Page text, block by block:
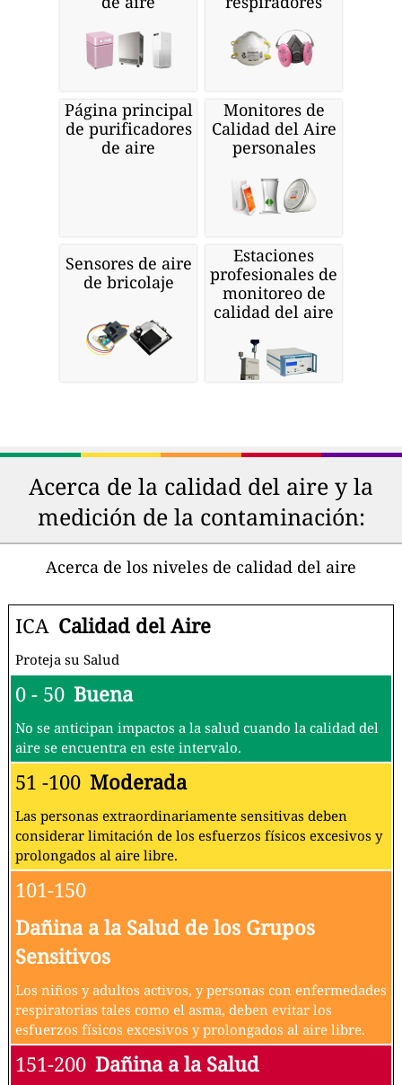
Página principal
de purificadores
de aire
Monitores de
Calidad del Aire
personales
Sensores de aire
de bricolaje
Estaciones
profesionales de
monitoreo de
calidad del aire
Acerca de la calidad del aire y la
medición de la contaminación:
Acerca de los niveles de calidad del aire
ICA Calidad del Aire
Proteja su Salud
0 - 50 Buena
No se anticipan impactos a la salud cuando la calidad del
aire se encuentra en este intervalo.
51 -100 Moderada
Las personas extraordinariamente sensitivas deben
considerar limitación de los esfuerzos físicos excesivos y
prolongados al aire libre.
101-150
Dañina a la Salud de los Grupos
Sensitivos
Los niños y adultos activos, y personas con enfermedades
respiratorias tales como el asma, deben evitar los
esfuerzos físicos excesivos y prolongados al aire libre.
151-200 Dañina a la Salud